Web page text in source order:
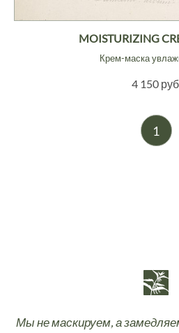
MOISTURIZING
Крем-маска
4 150
1
Мы не маскируем, а